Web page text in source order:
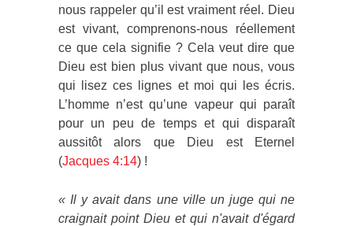
nous rappeler qu’il est vraiment réel. Dieu
est vivant, comprenons-nous réellement
ce que cela signifie ? Cela veut dire que
Dieu est bien plus vivant que nous, vous
qui lisez ces lignes et moi qui les écris.
L’homme n’est qu’une vapeur qui paraît
pour un peu de temps et qui disparaît
aussitôt alors que Dieu est Eternel
(Jacques 4:14) !
« Il y avait dans une ville un juge qui ne
craignait point Dieu et qui n'avait d'égard